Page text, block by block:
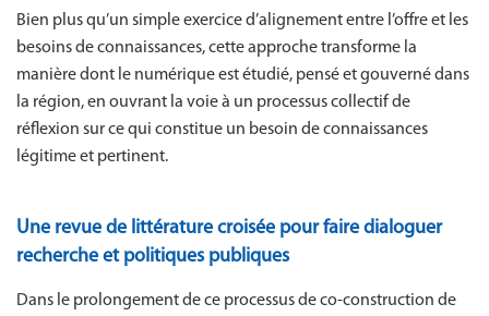
Bien plus qu’un simple exercice d’alignement entre l’offre et les
besoins de connaissances, cette approche transforme la
manière dont le numérique est étudié, pensé et gouverné dans
la région, en ouvrant la voie à un processus collectif de
réflexion sur ce qui constitue un besoin de connaissances
légitime et pertinent.
Une revue de littérature croisée pour faire dialoguer
recherche et politiques publiques
Dans le prolongement de ce processus de co-construction de